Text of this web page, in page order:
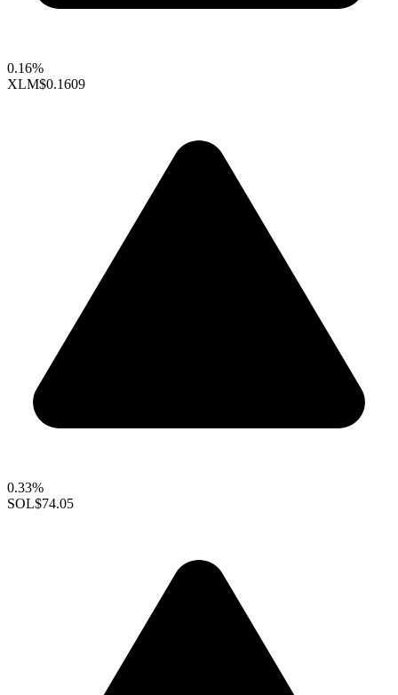
0.16%
XLM$0.1609
0.33%
SOL$74.05